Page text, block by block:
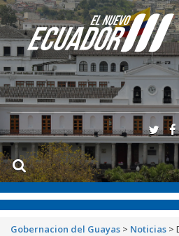
Gobernacion del Guayas > Noticias >